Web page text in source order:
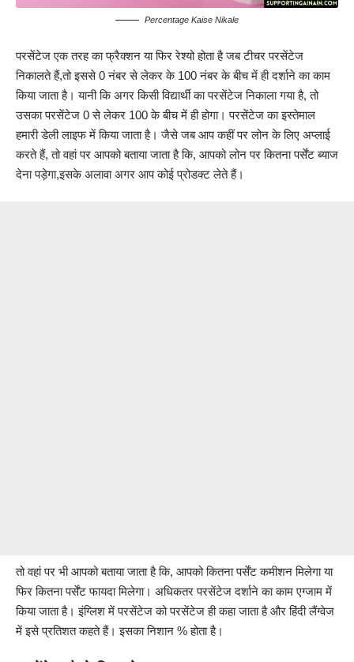
Percentage Kaise Nikale
परसेंटेज एक तरह का फ्रैक्शन या फिर रेश्यो होता है जब टीचर परसेंटेज
निकालते हैं,तो इससे 0 नंबर से लेकर के 100 नंबर के बीच में ही दर्शाने का काम
किया जाता है। यानी कि अगर किसी विद्यार्थी का परसेंटेज निकाला गया है, तो
उसका परसेंटेज 0 से लेकर 100 के बीच में ही होगा। परसेंटेज का इस्तेमाल
हमारी डेली लाइफ में किया जाता है। जैसे जब आप कहीं पर लोन के लिए अप्लाई
करते हैं, तो वहां पर आपको बताया जाता है कि, आपको लोन पर कितना पर्सेंट ब्याज
देना पड़ेगा,इसके अलावा अगर आप कोई प्रोडक्ट लेते हैं।
तो वहां पर भी आपको बताया जाता है कि, आपको कितना पर्सेंट कमीशन मिलेगा या
फिर कितना पर्सेंट फायदा मिलेगा। अधिकतर परसेंटेज दर्शाने का काम एग्जाम में
किया जाता है। इंग्लिश में परसेंटेज को परसेंटेज ही कहा जाता है और हिंदी लैंग्वेज
में इसे प्रतिशत कहते हैं। इसका निशान % होता है।